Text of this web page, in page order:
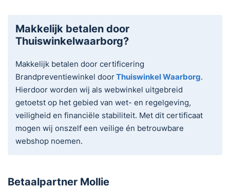
Makkelijk betalen door
Thuiswinkelwaarborg?
Makkelijk betalen door certificering
Brandpreventiewinkel doorThuiswinkel Waarborg.
Hierdoor worden wij als webwinkel uitgebreid
getoetst op het gebied van wet- en regelgeving,
veiligheid en financiële stabiliteit. Met dit certificaat
mogen wij onszelf een veilige én betrouwbare
webshop noemen.
Betaalpartner Mollie